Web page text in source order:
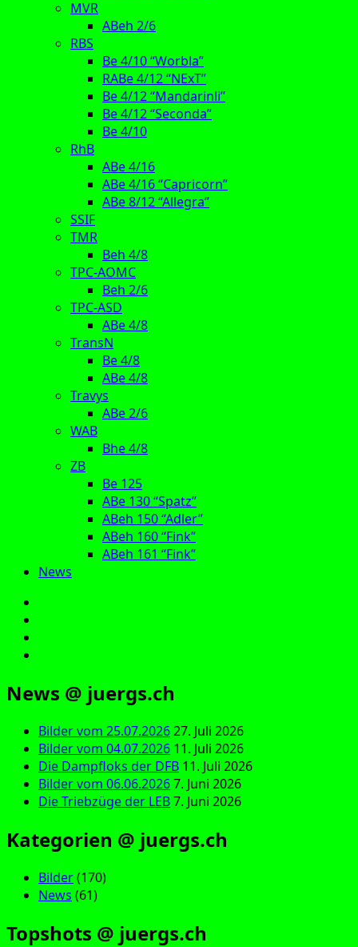
MVR
ABeh 2/6
RBS
Be 4/10 “Worbla”
RABe 4/12 “NExT”
Be 4/12 “Mandarinli”
Be 4/12 “Seconda”
Be 4/10
RhB
ABe 4/16
ABe 4/16 “Capricorn”
ABe 8/12 “Allegra”
SSIF
TMR
Beh 4/8
TPC-AOMC
Beh 2/6
TPC-ASD
ABe 4/8
TransN
Be 4/8
ABe 4/8
Travys
ABe 2/6
WAB
Bhe 4/8
ZB
Be 125
ABe 130 “Spatz”
ABeh 150 “Adler”
ABeh 160 “Fink”
ABeh 161 “Fink”
News
News @ juergs.ch
Bilder vom 25.07.202627. Juli 2026
Bilder vom 04.07.2026 11. Juli 2026
Die Dampfloks der DFB 11. Juli 2026
Bilder vom 06.06.20267. Juni 2026
Die Triebzüge der LEB7. Juni 2026
Kategorien @ juergs.ch
Bilder(170)
News (61)
Topshots @ juergs.ch